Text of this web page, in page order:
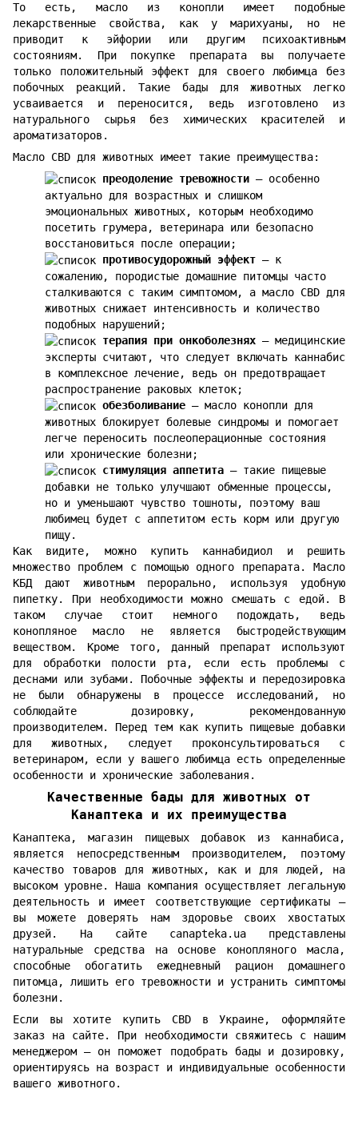
То есть, масло из конопли имеет подобные
лекарственные свойства, как у марихуаны, но не
приводит к эйфории или другим психоактивным
состояниям. При покупке препарата вы получаете
только положительный эффект для своего любимца без
побочных реакций. Такие бады для животных легко
усваивается и переносится, ведь изготовлено из
натурального сырья без химических красителей и
ароматизаторов.
Масло CBD для животных имеет такие преимущества:
преодоление тревожности — особенно
актуально для возрастных и слишком
эмоциональных животных, которым необходимо
посетить грумера, ветеринара или безопасно
восстановиться после операции;
противосудорожный эффект — к
сожалению, породистые домашние питомцы часто
сталкиваются с таким симптомом, а масло CBD для
животных снижает интенсивность и количество
подобных нарушений;
терапия при онкоболезнях — медицинские
эксперты считают, что следует включать каннабис
в комплексное лечение, ведь он предотвращает
распространение раковых клеток;
обезболивание — масло конопли для
животных блокирует болевые синдромы и помогает
легче переносить послеоперационные состояния
или хронические болезни;
стимуляция аппетита — такие пищевые
добавки не только улучшают обменные процессы,
но и уменьшают чувство тошноты, поэтому ваш
любимец будет с аппетитом есть корм или другую
пищу.
Как видите, можно купить каннабидиол и решить
множество проблем с помощью одного препарата. Масло
КБД дают животным перорально, используя удобную
пипетку. При необходимости можно смешать с едой. В
таком случае стоит немного подождать, ведь
конопляное масло не является быстродействующим
веществом. Кроме того, данный препарат используют
для обработки полости рта, если есть проблемы с
деснами или зубами. Побочные эффекты и передозировка
не были обнаружены в процессе исследований, но
соблюдайте дозировку, рекомендованную
производителем. Перед тем как купить пищевые добавки
для животных, следует проконсультироваться с
ветеринаром, если у вашего любимца есть определенные
особенности и хронические заболевания.
Качественные бады для животных от
Канаптека и их преимущества
Канаптека, магазин пищевых добавок из каннабиса,
является непосредственным производителем, поэтому
качество товаров для животных, как и для людей, на
высоком уровне. Наша компания осуществляет легальную
деятельность и имеет соответствующие сертификаты —
вы можете доверять нам здоровье своих хвостатых
друзей. На сайте canapteka.ua представлены
натуральные средства на основе конопляного масла,
способные обогатить ежедневный рацион домашнего
питомца, лишить его тревожности и устранить симптомы
болезни.
Если вы хотите купить CBD в Украине, оформляйте
заказ на сайте. При необходимости свяжитесь с нашим
менеджером — он поможет подобрать бады и дозировку,
ориентируясь на возраст и индивидуальные особенности
вашего животного.